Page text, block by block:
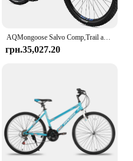
AQMongoose Salvo Comp,Trail або спортивний гірський велосипед для дорослих і, 12 або 18-швидкісний тригерний перемикач, 29-дюймові колеса, повна підвіска
грн.35,027.20